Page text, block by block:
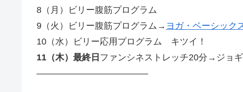
8（月）ビリー腹筋プログラム
9（火）ビリー腹筋プログラム→ ヨガ・ベーシック
10（水）ビリー応用プログラム キツイ！
11（木）最終日 ファンシネストレッチ20分→ジョ
————————————–